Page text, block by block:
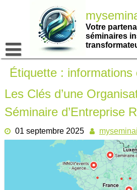
Votre
séminaires
Étiquette : informations
Les Clés d’une
Séminaire d’Entreprise
01 septembre 2025